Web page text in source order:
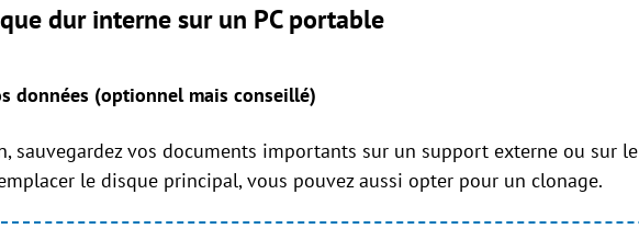
dur interne sur un PC portable
données (optionnel mais conseillé)
sauvegardez vos documents importants sur un support externe ou sur le
le disque principal, vous pouvez aussi opter pour un clonage.